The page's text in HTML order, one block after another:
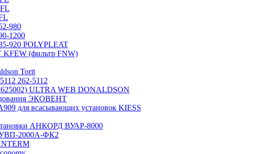
980
1200
920 POLYPLEAT
KFEW (фильтр FNW)
Torit
262-5112
ULTRA WEB DONALDSON
ЭКОВЕНТ
для всасывающих установок KIESS
АНКОРД ВУАР-8000
УВП-2000А-ФК2